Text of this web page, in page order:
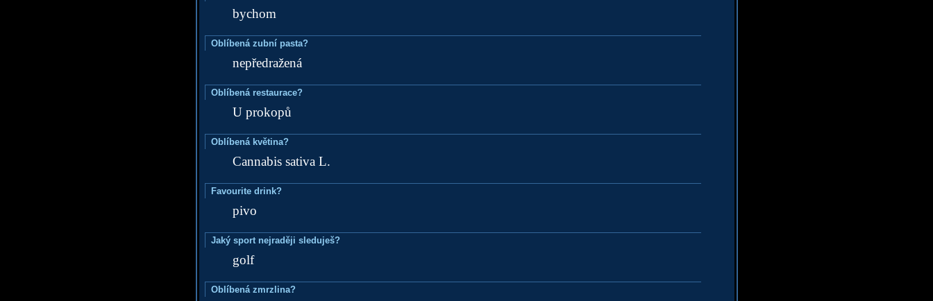
bychom
Oblíbená zubní pasta?
nepředražená
Oblíbená restaurace?
U prokopů
Oblíbená květina?
Cannabis sativa L.
Favourite drink?
pivo
Jaký sport nejraději sleduješ?
golf
Oblíbená zmrzlina?